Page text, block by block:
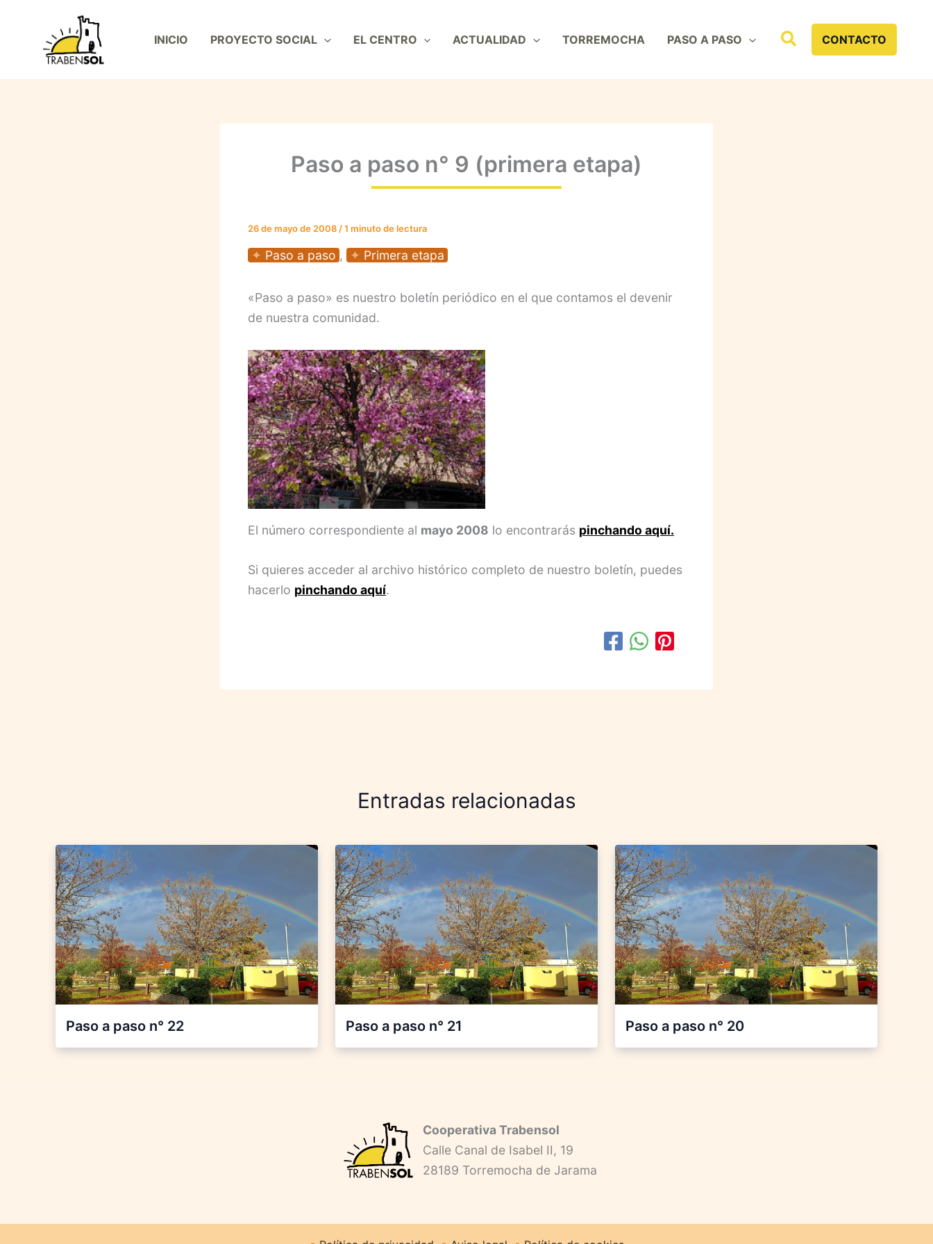
contenido
INICIO PROYECTO SOCIAL EL CENTRO ACTUALIDAD TORREMOCHA PASO A PASO BuscarCONTACTO
Paso a paso n° 9 (primera etapa)
26 de mayo de 2008/1 minuto de lectura
Paso a paso , Primera etapa
«Paso a paso» es nuestro boletín periódico en el que contamos el devenir
de nuestra comunidad.
El número correspondiente al mayo 2008 lo encontrarás pinchando aquí.
Si quieres acceder al archivo histórico completo de nuestro boletín, puedes
hacerlo pinchando aquí.
Entradas relacionadas
Paso a paso n° 22 Paso a paso n° 21 Paso a paso n° 20
Cooperativa Trabensol
Calle Canal de Isabel II, 19
28189 Torremocha de Jarama